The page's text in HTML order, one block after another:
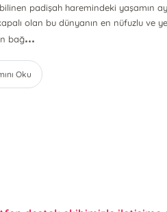
padişah haremindeki yaşamın
olan bu dünyanın en nüfuzlu ve
bağ...
Oku